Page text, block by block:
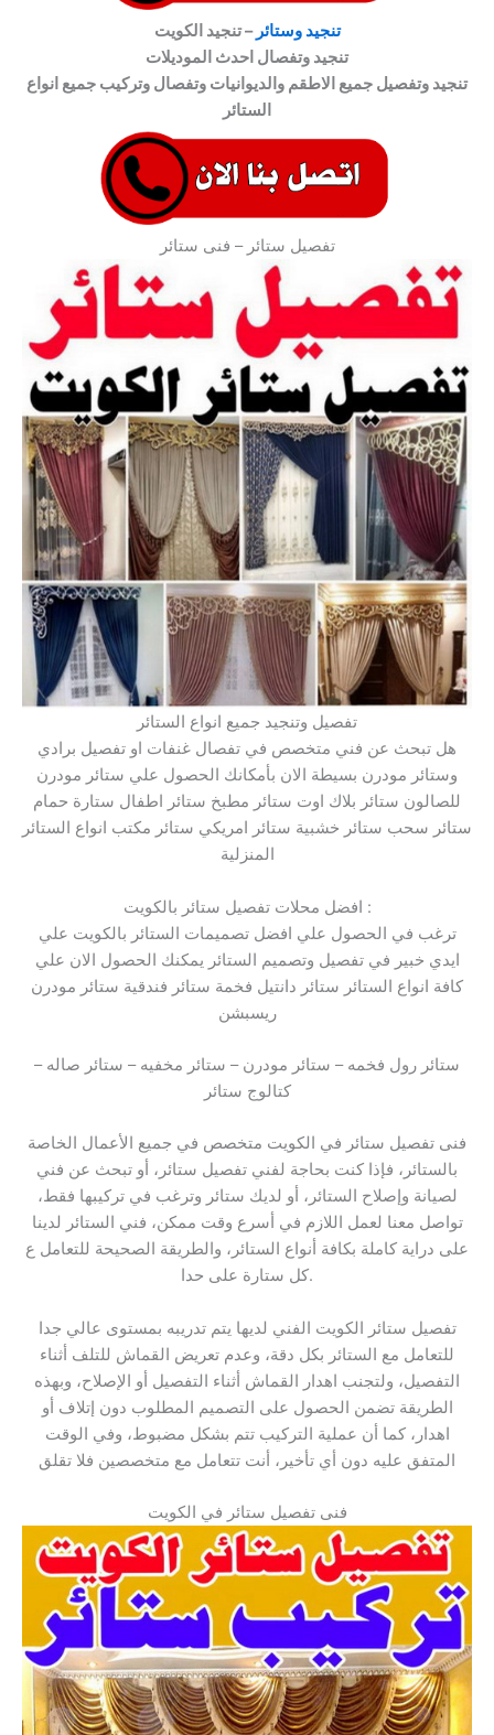
تنجيد وستائر – تنجيد الكويت
تنجيد وتفصال احدث الموديلات
تنجيد وتفصيل جميع الاطقم والديوانيات وتفصال وتركيب جميع انواع
الستائر
تفصيل ستائر – فنى ستائر
تفصيل وتنجيد جميع انواع الستائر
هل تبحث عن فني متخصص في تفصال غنفات او تفصيل برادي
وستائر مودرن بسيطة الان بأمكانك الحصول علي ستائر مودرن
للصالون ستائر بلاك اوت ستائر مطبخ ستائر اطفال ستارة حمام
ستائر سحب ستائر خشبية ستائر امريكي ستائر مكتب انواع الستائر
المنزلية
افضل محلات تفصيل ستائر بالكويت :
ترغب في الحصول علي افضل تصميمات الستائر بالكويت علي
ايدي خبير في تفصيل وتصميم الستائر يمكنك الحصول الان علي
كافة انواع الستائر ستائر دانتيل فخمة ستائر فندقية ستائر مودرن
ريسبشن
ستائر رول فخمه – ستائر مودرن – ستائر مخفيه – ستائر صاله –
كتالوج ستائر
فنى تفصيل ستائر في الكويت متخصص في جميع الأعمال الخاصة
بالستائر، فإذا كنت بحاجة لفني تفصيل ستائر، أو تبحث عن فني
لصيانة وإصلاح الستائر، أو لديك ستائر وترغب في تركيبها فقط،
تواصل معنا لعمل اللازم في أسرع وقت ممكن، فني الستائر لدينا
على دراية كاملة بكافة أنواع الستائر، والطريقة الصحيحة للتعامل ع
كل ستارة على حدا.
تفصيل ستائر الكويت الفني لديها يتم تدريبه بمستوى عالي جدا
للتعامل مع الستائر بكل دقة، وعدم تعريض القماش للتلف أثناء
التفصيل، ولتجنب اهدار القماش أثناء التفصيل أو الإصلاح، وبهذه
الطريقة تضمن الحصول على التصميم المطلوب دون إتلاف أو
اهدار، كما أن عملية التركيب تتم بشكل مضبوط، وفي الوقت
المتفق عليه دون أي تأخير، أنت تتعامل مع متخصصين فلا تقلق
فنى تفصيل ستائر في الكويت